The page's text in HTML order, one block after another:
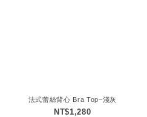
法式蕾絲背心 Bra Top–淺灰
NT$1,280